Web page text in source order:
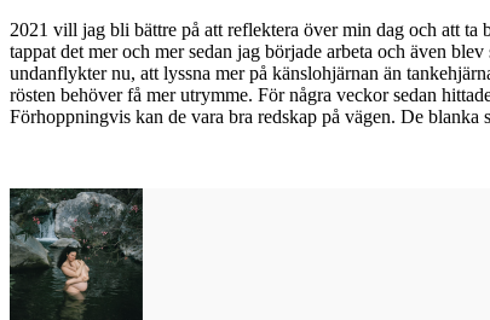
2021 vill jag bli bättre på att reflektera över min dag och att ta
tappat det mer och mer sedan jag började arbeta och även
undanflykter nu, att lyssna mer på känslohjärnan än
rösten behöver få mer utrymme. För några veckor sedan
Förhoppningvis kan de vara bra redskap på vägen. De blanka